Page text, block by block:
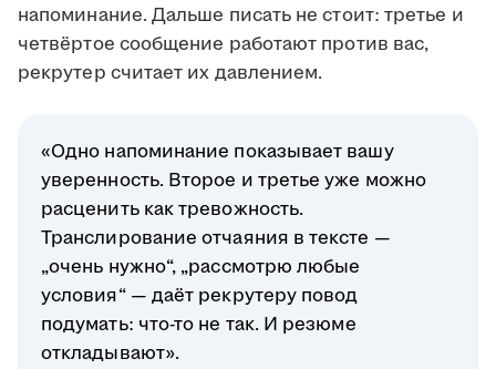
напоминание. Дальше писать не стоит: третье и
четвёртое сообщение работают против вас,
рекрутер считает их давлением.
«Одно напоминание показывает вашу
уверенность. Второе и третье уже можно
расценить как тревожность.
Транслирование отчаяния в тексте —
„очень нужно“, „рассмотрю любые
условия“ — даёт рекрутеру повод
подумать: что-то не так. И резюме
откладывают».